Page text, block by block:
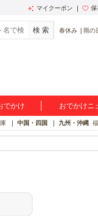
マイクーポン 保
春休み 雨の
でかけ おでかけニ
中国・四国 九州・沖縄